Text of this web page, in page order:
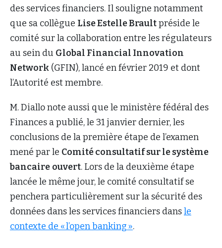
des services financiers. Il souligne notamment
que sa collègue Lise Estelle Braultpréside le
comité sur la collaboration entre les régulateurs
au sein du Global Financial Innovation
Network (GFIN), lancé en février 2019 et dont
l’Autorité est membre.
M. Diallo note aussi que le ministère fédéral des
Finances a publié, le 31 janvier dernier, les
conclusions de la première étape de l’examen
mené par le Comité consultatif sur le système
bancaire ouvert. Lors de la deuxième étape
lancée le même jour, le comité consultatif se
penchera particulièrement sur la sécurité des
données dans les services financiers dansle
contexte de « l’open banking ».